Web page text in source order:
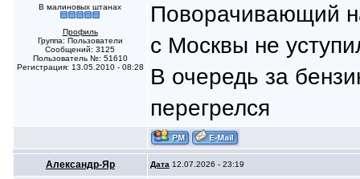
В малиновых штанах
Профиль
Группа: Пользователи
Сообщений: 3125
Пользователь №: 51610
Регистрация: 13.05.2010 - 08:28
Поворачивающий
с Москвы не
В очередь за
перегрелся
Александр-Яр Дата 12.07.2026 - 23:19